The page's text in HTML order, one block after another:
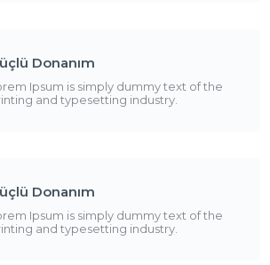
Donanım
Ipsum is simply dummy text of the
and typesetting industry.
Donanım
Ipsum is simply dummy text of the
and typesetting industry.